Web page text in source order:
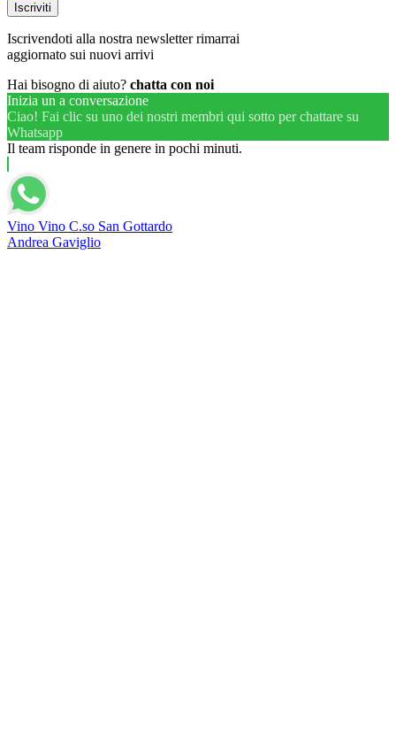
Iscrivendoti alla nostra newsletter rimarrai
aggiornato sui nuovi arrivi
Hai bisogno di aiuto? chatta con noi
Inizia un a conversazione
Ciao! Fai clic su uno dei nostri membri qui sotto per chattare su
Whatsapp
Il team risponde in genere in pochi minuti.
Vino Vino C.so San Gottardo
Andrea Gaviglio